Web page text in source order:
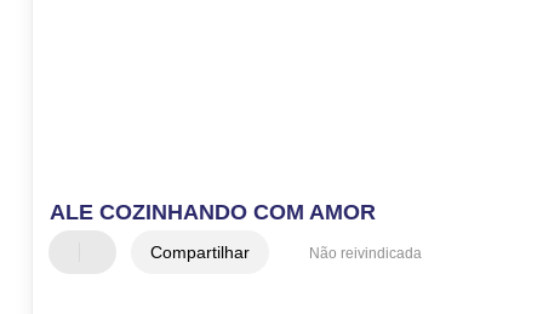
ALE COZINHANDO COM AMOR
Compartilhar Não reivindicada